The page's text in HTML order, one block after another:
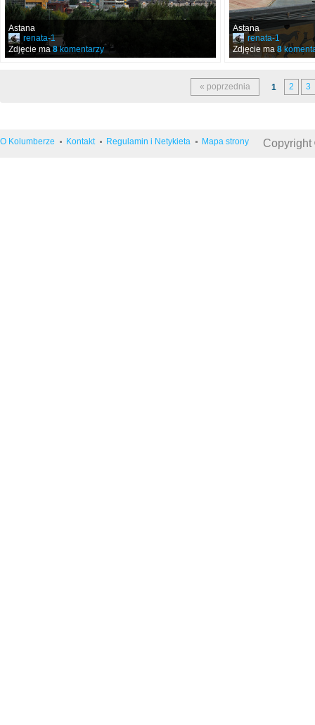
Astana
renata-1
Zdjęcie ma8komentarzy
Astana
renata-1
Zdjęcie ma8
« poprzednia 1 2 3
O Kolumberze Kontakt Regulamin i Netykieta Mapa strony